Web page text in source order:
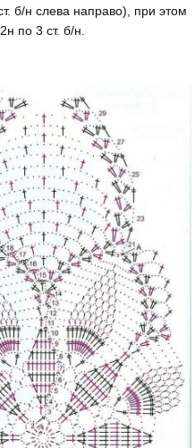
б/н слева направо), при этом
по 3 ст. б/н.